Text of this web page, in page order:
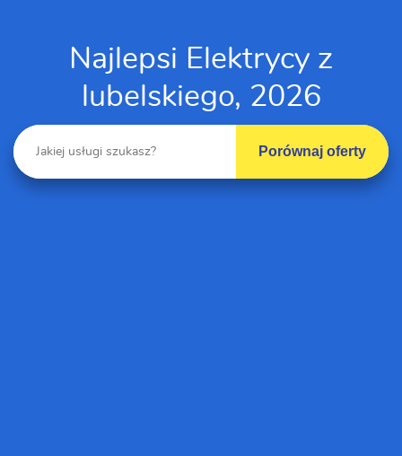
Najlepsi Elektrycy z
lubelskiego, 2026
Porównaj oferty